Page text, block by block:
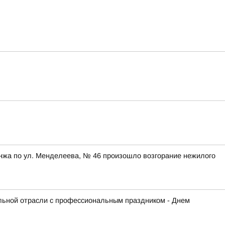
по ул. Менделеева, № 46 произошло возгорание нежилого
отрасли с профессиональным праздником - Днем